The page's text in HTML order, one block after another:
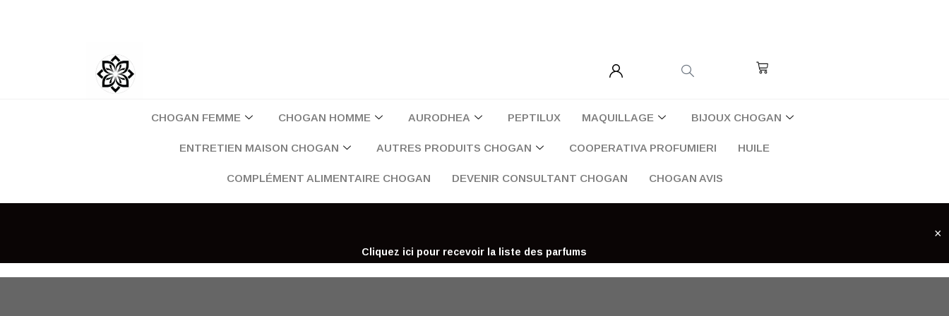
Cart
CHOGAN FEMME CHOGAN HOMME AURODHEA PEPTILUX MAQUILLAGE BIJOUX CHOGAN
ENTRETIEN MAISON CHOGAN AUTRES PRODUITS CHOGAN COOPERATIVA PROFUMIERI HUILE
COMPLÉMENT ALIMENTAIRE CHOGAN DEVENIR CONSULTANT CHOGAN CHOGAN AVIS
Cliquez ici pour recevoir la liste des parfums
×